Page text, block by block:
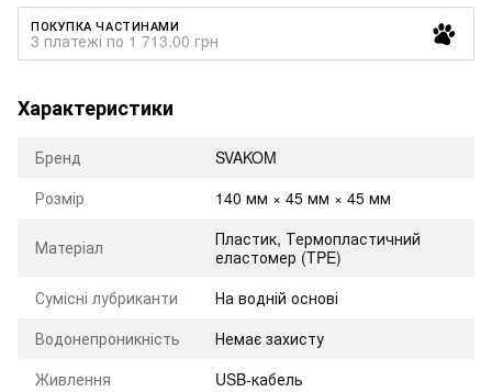
ПОКУПКА ЧАСТИНАМИ
3 платежі по 1 713.00 грн
Характеристики
Бренд
SVAKOM
Розмір
140 мм × 45 мм × 45 мм
Матеріал
Пластик, Термопластичний
еластомер (TPE)
Сумісні лубриканти
На водній основі
Водонепроникність
Немає захисту
Живлення
USB-кабель